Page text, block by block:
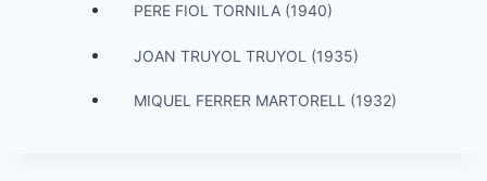
PERE FIOL TORNILA (1940)
JOAN TRUYOL TRUYOL (1935)
MIQUEL FERRER MARTORELL (1932)